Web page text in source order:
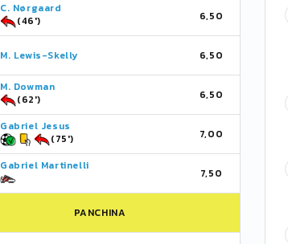
C. Nørgaard
(46')
6,50
M. Lewis-Skelly 6,50
M. Dowman
(62')
6,50
Gabriel Jesus
(75')
7,00
Gabriel Martinelli
7,50
PANCHINA